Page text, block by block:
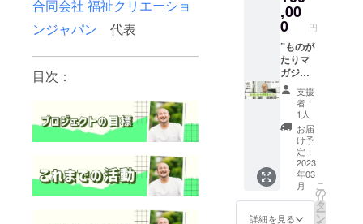
合同会社 福祉クリエーショ
ンジャパン 代表
目次：
しま
す。 支
援時、
必ず備
考欄に
ご希望
の連絡
方法と
ご連絡
先をご
入力く
ださ
い。 そ
の他 ”も
のがた
りマガ
ジン”の
材場
所・日
時のご
相談の
ご連絡
をいた
しま
す。 支
援時、
必ず備
考欄に
ご希望
の連絡
方法と
ご連絡
先をご
入力く
,00
0 円
”ものが
たりマ
ガジ
ン”内の
2ページ
をあな
た色に
染める
記事で
掲載し
ます。
取材を
リアル
or オン
支援
者：
1人
お届
け予
定：
2023
年03
月
詳細を見る
こ
の
リ
タ
ー
ン